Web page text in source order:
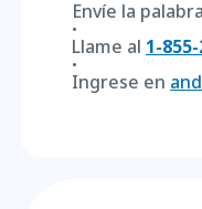
Envíe la
Llame al 1-
Ingrese en